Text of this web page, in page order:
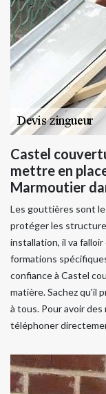
Castel
mettre en
Marmoutier
Les gouttières sont
protéger les
installation, il va
formations
confiance à Castel
matière. Sachez qu'il
à tous. Pour avoir
téléphoner